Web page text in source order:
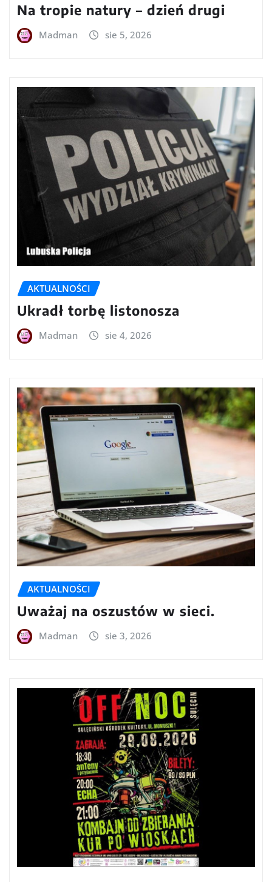
Na tropie natury – dzień drugi
Madman sie 5, 2026
AKTUALNOŚCI
Ukradł torbę listonosza
Madman sie 4, 2026
AKTUALNOŚCI
Uważaj na oszustów w sieci.
Madman sie 3, 2026